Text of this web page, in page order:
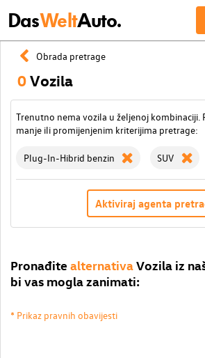
DasWeltAuto.
Obrada pretrage
0Vozila
Trenutno nema vozila u željenoj kombinaciji.
manje ili promijenjenim kriterijima pretrage:
Plug-In-Hibrid benzin SUV
Aktiviraj agenta
Pronađite alternativaVozila iz
bi vas mogla zanimati:
* Prikaz pravnih obavijesti